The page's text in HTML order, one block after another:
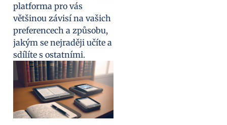
platforma pro vás
většinou závisí na vašich
preferencech a způsobu,
jakým se nejraději učíte a
sdílíte s ostatními.